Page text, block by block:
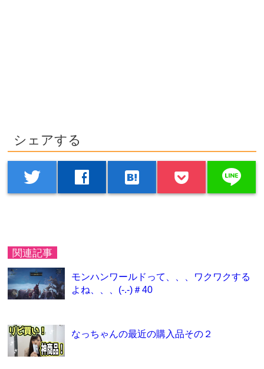
シェアする
twitter facebook hatenabookmark line
関連記事
モンハンワールドって、、、ワクワクする
よね、、、(-.-)＃40
なっちゃんの最近の購入品その２